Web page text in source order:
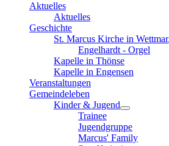
Aktuelles
Aktuelles
Geschichte
St. Marcus Kirche in Wettmar
Engelhardt - Orgel
Kapelle in Thönse
Kapelle in Engensen
Veranstaltungen
Gemeindeleben
Kinder & Jugend
Trainee
Jugendgruppe
Marcus' Family